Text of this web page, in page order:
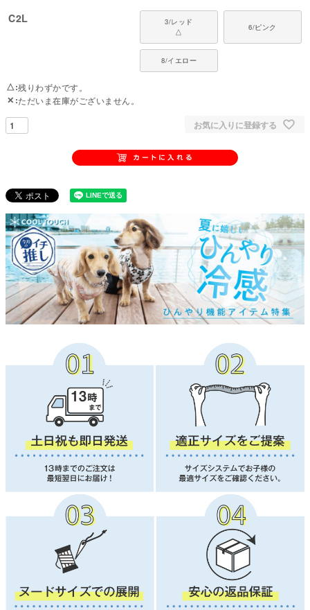
C2L
3/レッド
△
6/ピンク
8/イエロー
△ 残りわずかです。
✕ ただいま在庫がございません。
お気に入りに登録する